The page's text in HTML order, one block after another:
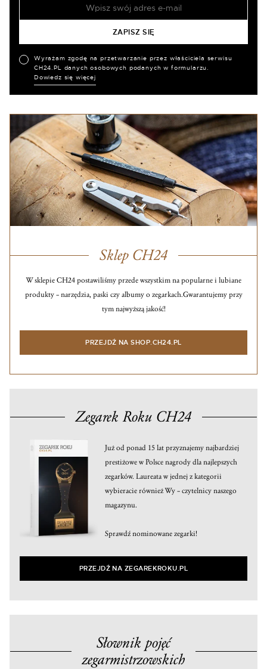
Wyrażam zgodę na przetwarzanie przez właściciela serwisu
CH24.PL danych osobowych podanych w formularzu.
Dowiedz się więcej
Sklep CH24
W sklepie CH24 postawiliśmy przede wszystkim na popularne i lubiane
produkty – narzędzia, paski czy albumy o zegarkach.Gwarantujemy przy
tym najwyższą jakość!
PRZEJDŹ NA SHOP.CH24.PL
Zegarek Roku CH24
Już od ponad 15 lat przyznajemy najbardziej
prestiżowe w Polsce nagrody dla najlepszych
zegarków. Laureata w jednej z kategorii
wybieracie również Wy – czytelnicy naszego
magazynu.
Sprawdź nominowane zegarki!
PRZEJDŹ NA ZEGAREKROKU.PL
Słownik pojęć
zegarmistrzowskich